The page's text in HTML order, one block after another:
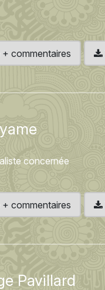
+ commentaires
concernée
+ commentaires
Pavillard